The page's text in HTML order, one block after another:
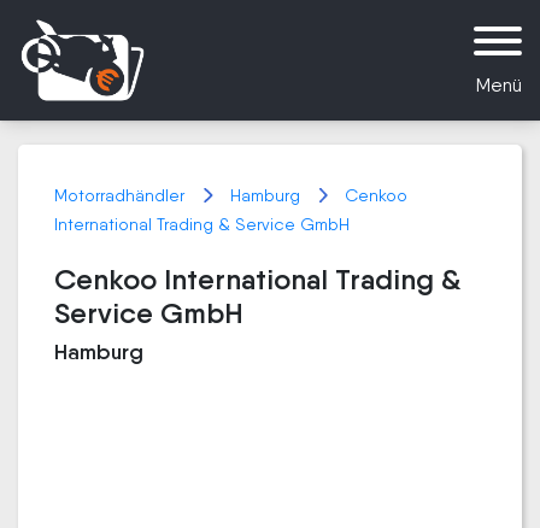
Menü
Motorradhändler Hamburg
Cenkoo
International Trading & Service GmbH
Cenkoo International Trading &
Service GmbH
Hamburg